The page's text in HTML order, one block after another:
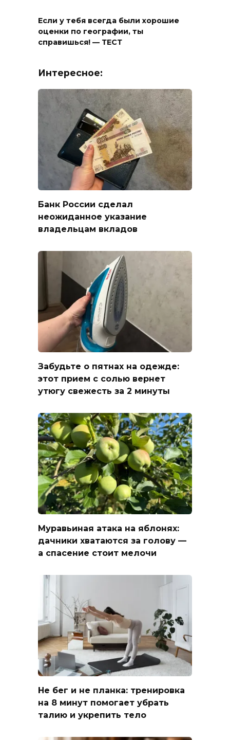
Если у тебя всегда были хорошие
оценки по географии, ты
справишься! — ТЕСТ
Интересное:
Банк России сделал
неожиданное указание
владельцам вкладов
Забудьте о пятнах на одежде:
этот прием с солью вернет
утюгу свежесть за 2 минуты
Муравьиная атака на яблонях:
дачники хватаются за голову —
а спасение стоит мелочи
Не бег и не планка: тренировка
на 8 минут помогает убрать
талию и укрепить тело